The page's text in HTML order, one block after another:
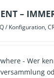
–
/ Konfiguration,
- Wer